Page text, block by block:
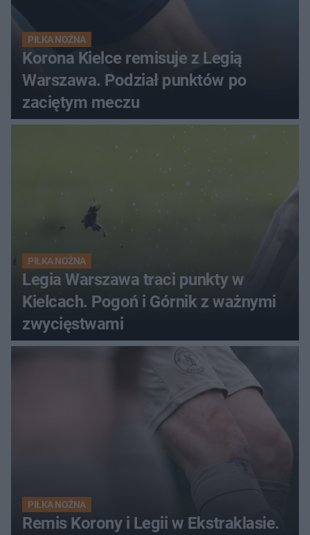
PIŁKA NOŻNA
Korona Kielce remisuje z Legią
Warszawa. Podział punktów po
zaciętym meczu
PIŁKA NOŻNA
Legia Warszawa traci punkty w
Kielcach. Pogoń i Górnik z ważnymi
zwycięstwami
PIŁKA NOŻNA
Remis Korony i Legii w Ekstraklasie.